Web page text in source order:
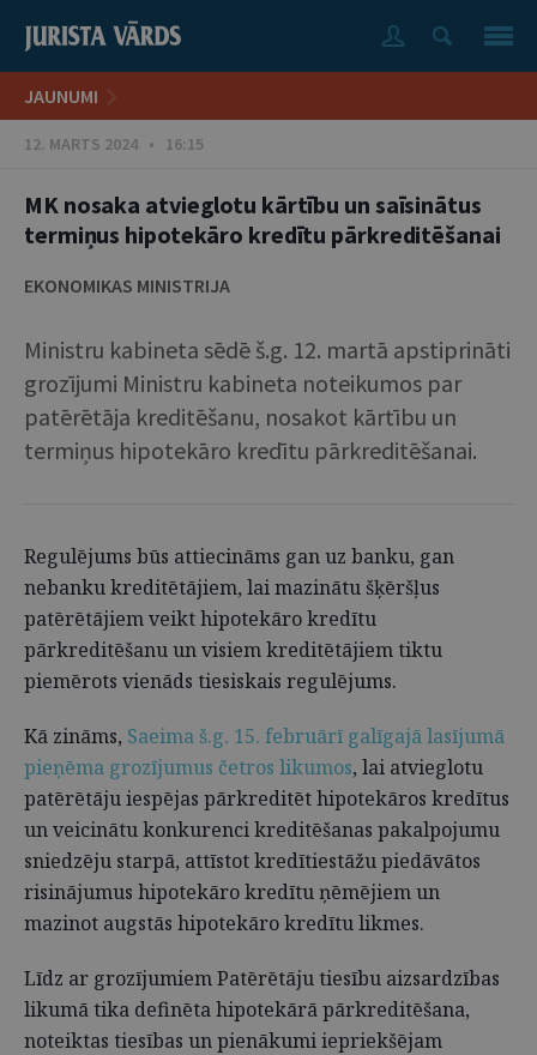
JAUNUMI
12. MARTS 2024 • 16:15
MK nosaka atvieglotu kārtību un saīsinātus
termiņus hipotekāro kredītu pārkreditēšanai
EKONOMIKAS MINISTRIJA
Ministru kabineta sēdē š.g. 12. martā apstiprināti
grozījumi Ministru kabineta noteikumos par
patērētāja kreditēšanu, nosakot kārtību un
termiņus hipotekāro kredītu pārkreditēšanai.
Regulējums būs attiecināms gan uz banku, gan
nebanku kreditētājiem, lai mazinātu šķēršļus
patērētājiem veikt hipotekāro kredītu
pārkreditēšanu un visiem kreditētājiem tiktu
piemērots vienāds tiesiskais regulējums.
Kā zināms, Saeima š.g. 15. februārī galīgajā lasījumā
pieņēma grozījumus četros likumos, lai atvieglotu
patērētāju iespējas pārkreditēt hipotekāros kredītus
un veicinātu konkurenci kreditēšanas pakalpojumu
sniedzēju starpā, attīstot kredītiestāžu piedāvātos
risinājumus hipotekāro kredītu ņēmējiem un
mazinot augstās hipotekāro kredītu likmes.
Līdz ar grozījumiem Patērētāju tiesību aizsardzības
likumā tika definēta hipotekārā pārkreditēšana,
noteiktas tiesības un pienākumi iepriekšējam